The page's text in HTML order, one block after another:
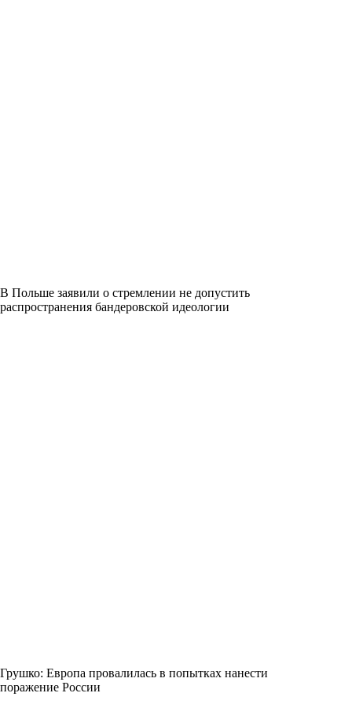
В Польше заявили о стремлении не допустить
распространения бандеровской идеологии
Грушко: Европа провалилась в попытках нанести
поражение России